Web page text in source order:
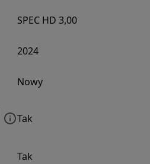
SPEC HD 3,00
2024
Nowy
Tak
Tak